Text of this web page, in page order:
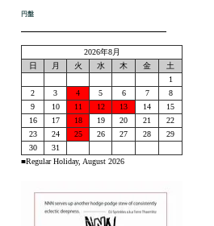
円盤
2026年8月
日
月 火 水 木 金
土
1
2
3 4 5 6 7
8
9
10 11 12 13 14
15
16
17 18 19 20 21
22
23
24 25 26 27 28
29
30
31
■Regular Holiday, August 2026